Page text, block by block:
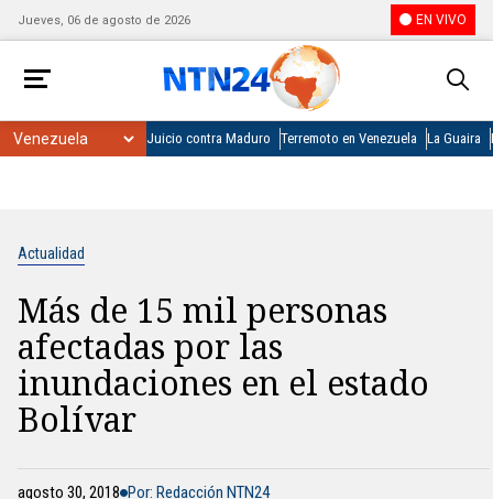
Jueves, 06 de agosto de 2026 EN VIVO
Juicio contra Maduro Terremoto en Venezuela La Guaira
Actualidad
Más de 15 mil personas
afectadas por las
inundaciones en el estado
Bolívar
agosto 30, 2018 Por: Redacción NTN24